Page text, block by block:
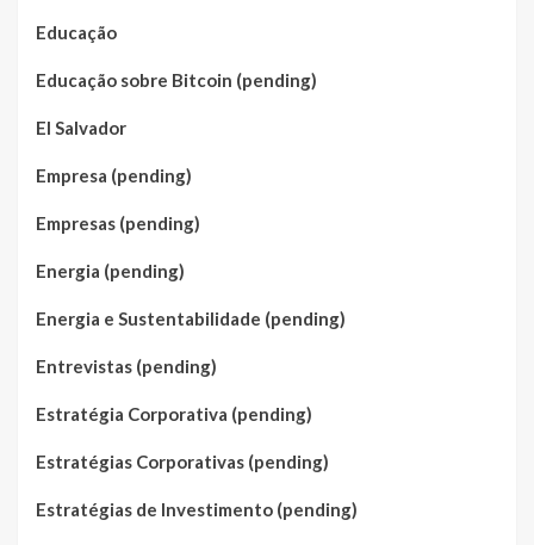
Educação
Educação sobre Bitcoin (pending)
El Salvador
Empresa (pending)
Empresas (pending)
Energia (pending)
Energia e Sustentabilidade (pending)
Entrevistas (pending)
Estratégia Corporativa (pending)
Estratégias Corporativas (pending)
Estratégias de Investimento (pending)